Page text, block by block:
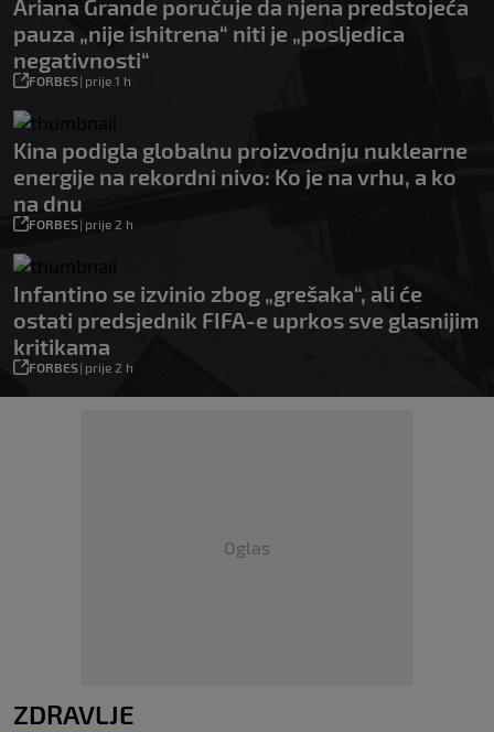
Ariana Grande poručuje da njena predstojeća
pauza „nije ishitrena“ niti je „posljedica
negativnosti“
FORBES| prije 1 h
Kina podigla globalnu proizvodnju nuklearne
energije na rekordni nivo: Ko je na vrhu, a ko
na dnu
FORBES| prije 2 h
Infantino se izvinio zbog „grešaka“, ali će
ostati predsjednik FIFA-e uprkos sve glasnijim
kritikama
FORBES| prije 2 h
Oglas
ZDRAVLJE